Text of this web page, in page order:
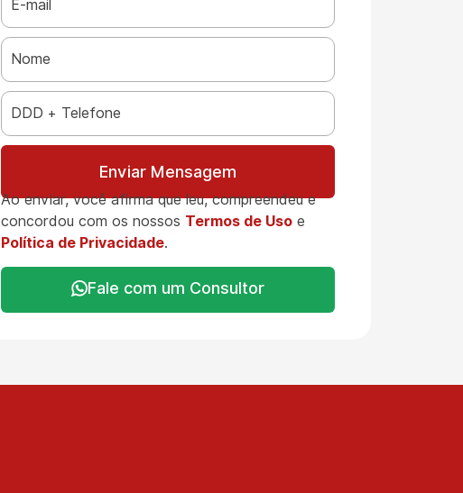
Enviar Mensagem
Ao enviar, você afirma que leu, compreendeu e
concordou com os nossos Termos de Usoe
Política de Privacidade.
Fale com um Consultor